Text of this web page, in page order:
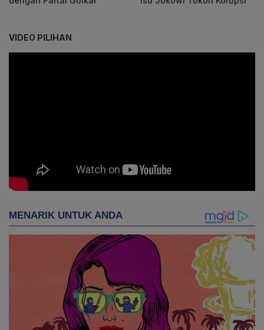
VIDEO PILIHAN